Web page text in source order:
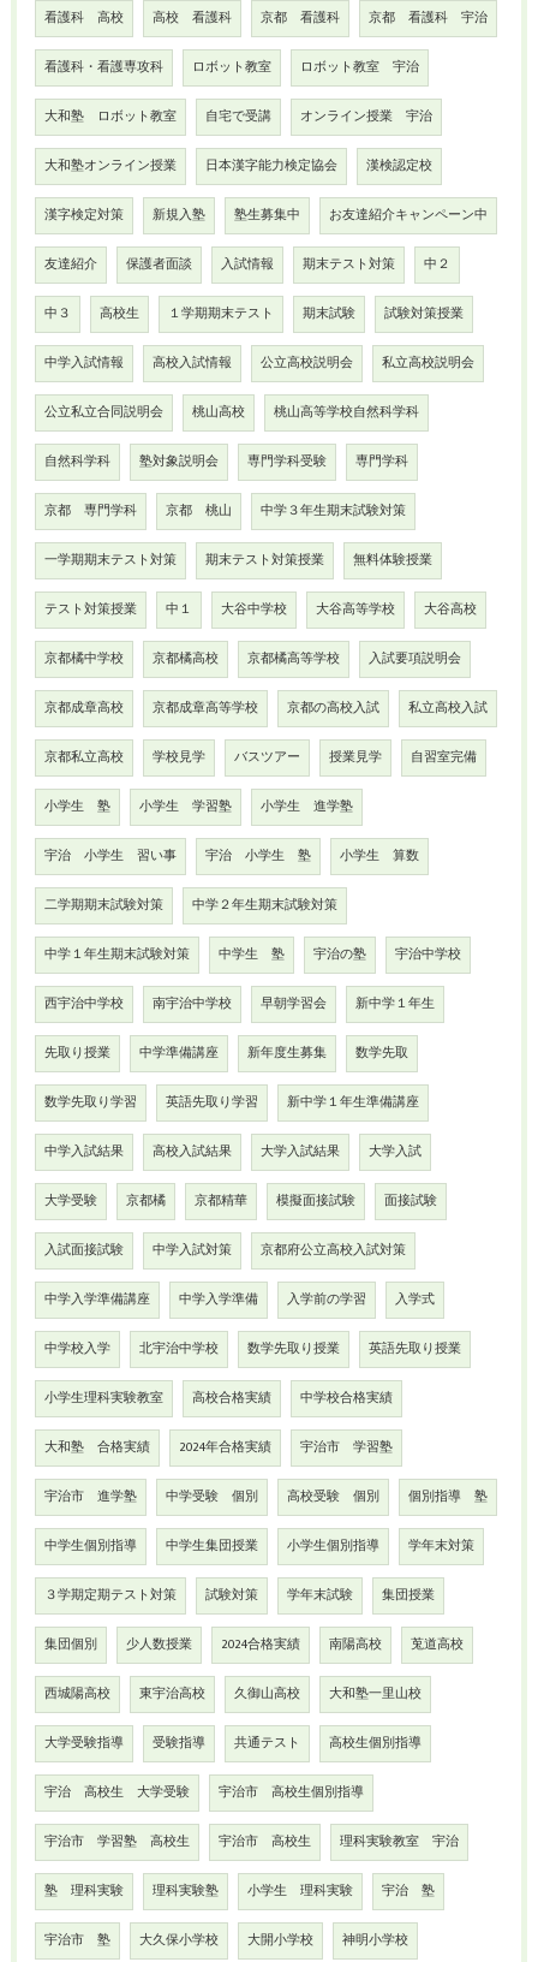
看護科 高校 高校 看護科 京都 看護科 京都 看護科 宇治
看護科・看護専攻科 ロボット教室 ロボット教室 宇治
大和塾 ロボット教室 自宅で受講 オンライン授業 宇治
大和塾オンライン授業 日本漢字能力検定協会 漢検認定校
漢字検定対策 新規入塾 塾生募集中 お友達紹介キャンペーン中
友達紹介 保護者面談 入試情報 期末テスト対策 中２
中３ 高校生 １学期期末テスト 期末試験 試験対策授業
中学入試情報 高校入試情報 公立高校説明会 私立高校説明会
公立私立合同説明会 桃山高校 桃山高等学校自然科学科
自然科学科 塾対象説明会 専門学科受験 専門学科
京都 専門学科 京都 桃山 中学３年生期末試験対策
一学期期末テスト対策 期末テスト対策授業 無料体験授業
テスト対策授業 中１ 大谷中学校 大谷高等学校 大谷高校
京都橘中学校 京都橘高校 京都橘高等学校 入試要項説明会
京都成章高校 京都成章高等学校 京都の高校入試 私立高校入試
京都私立高校 学校見学 バスツアー 授業見学 自習室完備
小学生 塾 小学生 学習塾 小学生 進学塾
宇治 小学生 習い事 宇治 小学生 塾 小学生 算数
二学期期末試験対策 中学２年生期末試験対策
中学１年生期末試験対策 中学生 塾 宇治の塾 宇治中学校
西宇治中学校 南宇治中学校 早朝学習会 新中学１年生
先取り授業 中学準備講座 新年度生募集 数学先取
数学先取り学習 英語先取り学習 新中学１年生準備講座
中学入試結果 高校入試結果 大学入試結果 大学入試
大学受験 京都橘 京都精華 模擬面接試験 面接試験
入試面接試験 中学入試対策 京都府公立高校入試対策
中学入学準備講座 中学入学準備 入学前の学習 入学式
中学校入学 北宇治中学校 数学先取り授業 英語先取り授業
小学生理科実験教室 高校合格実績 中学校合格実績
大和塾 合格実績 2024年合格実績 宇治市 学習塾
宇治市 進学塾 中学受験 個別 高校受験 個別 個別指導 塾
中学生個別指導 中学生集団授業 小学生個別指導 学年末対策
３学期定期テスト対策 試験対策 学年末試験 集団授業
集団個別 少人数授業 2024合格実績 南陽高校 莵道高校
西城陽高校 東宇治高校 久御山高校 大和塾一里山校
大学受験指導 受験指導 共通テスト 高校生個別指導
宇治 高校生 大学受験 宇治市 高校生個別指導
宇治市 学習塾 高校生 宇治市 高校生 理科実験教室 宇治
塾 理科実験 理科実験塾 小学生 理科実験 宇治 塾
宇治市 塾 大久保小学校 大開小学校 神明小学校